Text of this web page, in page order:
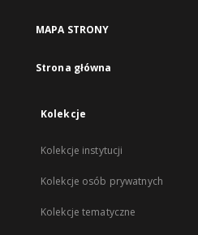
MAPA STRONY
Strona główna
Kolekcje
Kolekcje instytucji
Kolekcje osób prywatnych
Kolekcje tematyczne